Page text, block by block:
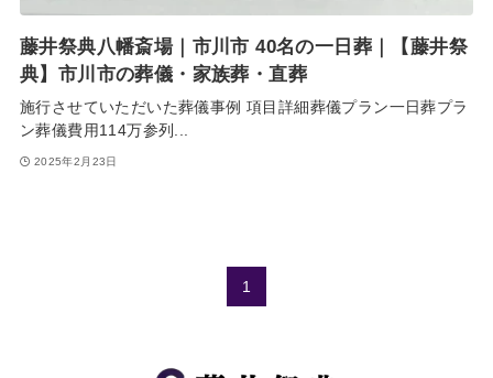
藤井祭典八幡斎場｜市川市 40名の一日葬｜【藤井祭
典】市川市の葬儀・家族葬・直葬
施行させていただいた葬儀事例 項目詳細葬儀プラン一日葬プラ
ン葬儀費用114万参列...
2025年2月23日
1